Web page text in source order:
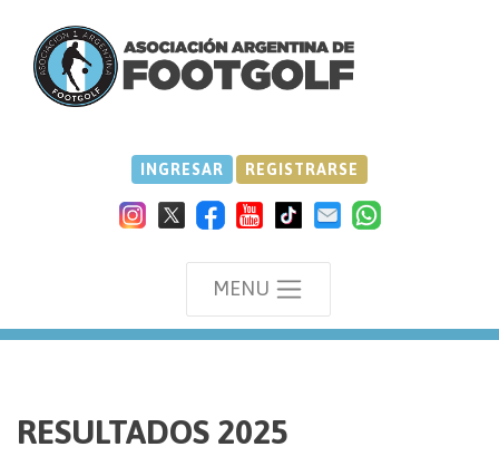
INGRESAR REGISTRARSE
MENU
RESULTADOS 2025